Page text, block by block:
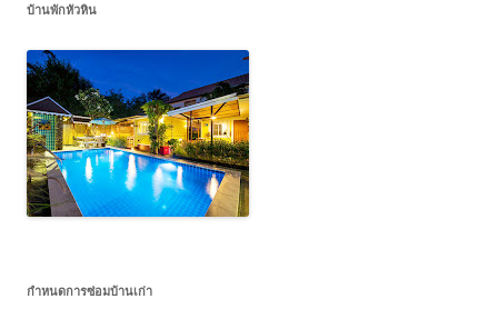
บ้านพักหัวหิน
กำหนดการซ่อมบ้านเก่า